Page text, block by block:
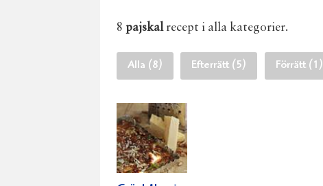
8 pajskalrecept i alla kategorier.
Alla (8) Efterrätt (5) Förrätt (1)